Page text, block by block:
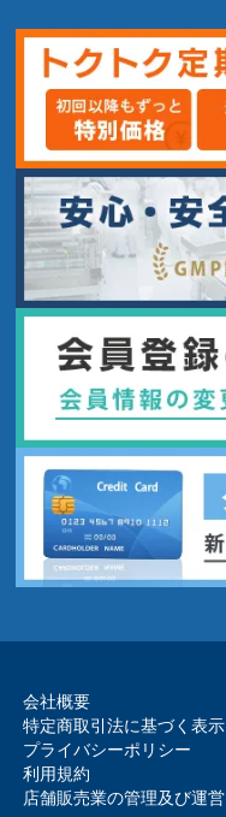
会社概要
特定商取引法に基づく表示
プライバシーポリシー
利用規約
店舗販売業の管理及び運